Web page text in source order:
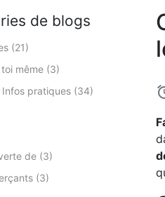
de blogs
(21)
même (3)
Infos pratiques (34)
de (3)
(3)